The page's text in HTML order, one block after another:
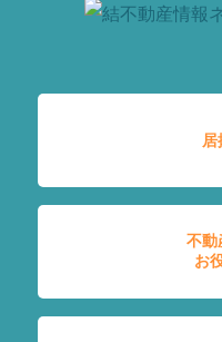
不動
お